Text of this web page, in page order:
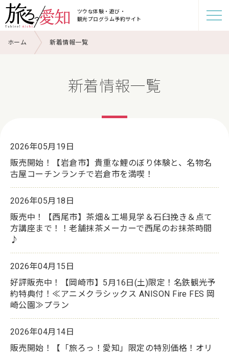
ツウな体験・遊び・
観光プログラム予約サイト
ホーム 新着情報一覧
新着情報一覧
2026年05月19日
販売開始！【岩倉市】貴重な鯉のぼり体験と、名物名
古屋コーチンランチで岩倉市を満喫！
2026年05月18日
販売中！【西尾市】茶畑＆工場見学＆石臼挽き＆点て
方講座まで！！老舗抹茶メーカーで西尾のお抹茶時間
♪
2026年04月15日
好評販売中！【岡崎市】5月16日(土)限定！名鉄観光予
約特典付！≪アニメクラシックス ANISON Fire FES 岡
崎公園≫プラン
2026年04月14日
販売開始！【「旅ろっ！愛知」限定の特別価格！オリ